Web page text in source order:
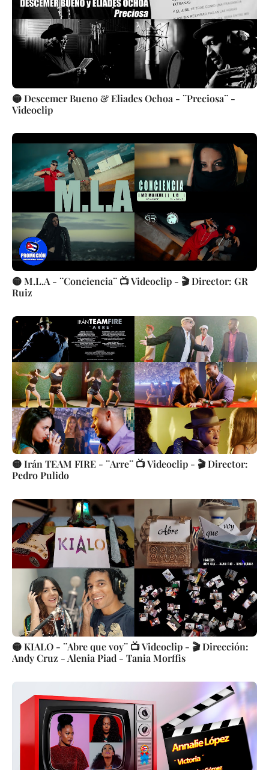
🟡 Descemer Bueno & Eliades Ochoa - ¨Preciosa¨ -
Videoclip
🟡 M.L.A - ¨Conciencia¨ 📺 Videoclip - 🎬 Director: GR
Ruiz
🟡 Irán TEAM FIRE - ¨Arre¨ 📺 Videoclip - 🎬 Director:
Pedro Pulido
🟡 KIALO - ¨Abre que voy¨ 📺 Videoclip - 🎬 Dirección:
Andy Cruz - Alenia Piad - Tania Morffis